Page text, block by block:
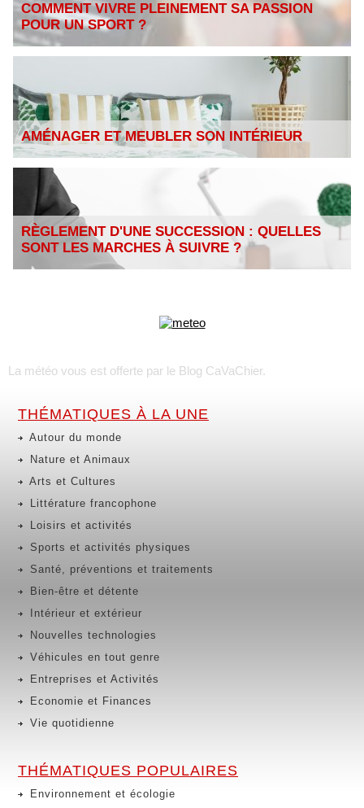
COMMENT VIVRE PLEINEMENT SA PASSION
POUR UN SPORT ?
AMÉNAGER ET MEUBLER SON INTÉRIEUR
RÈGLEMENT D'UNE SUCCESSION : QUELLES
SONT LES MARCHES À SUIVRE ?
La météo vous est offerte par le Blog CaVaChier.
THÉMATIQUES À LA UNE
Autour du monde
Nature et Animaux
Arts et Cultures
Littérature francophone
Loisirs et activités
Sports et activités physiques
Santé, préventions et traitements
Bien-être et détente
Intérieur et extérieur
Nouvelles technologies
Véhicules en tout genre
Entreprises et Activités
Economie et Finances
Vie quotidienne
THÉMATIQUES POPULAIRES
Environnement et écologie